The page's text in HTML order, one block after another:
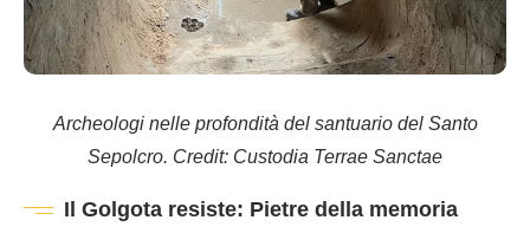
Archeologi nelle profondità del santuario del Santo
Sepolcro. Credit: Custodia Terrae Sanctae
Il Golgota resiste: Pietre della memoria